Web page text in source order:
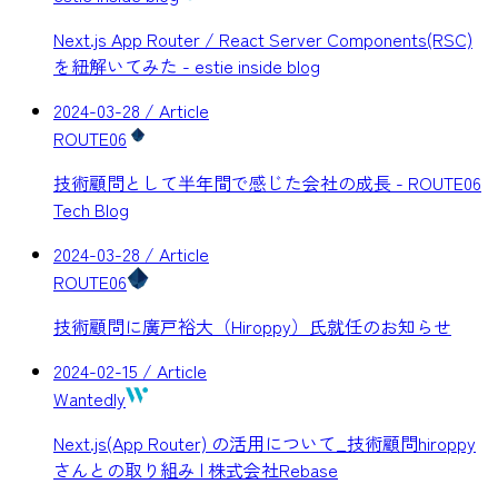
Next.js App Router / React Server Components(RSC)
を紐解いてみた - estie inside blog
2024-03-28 / Article
ROUTE06
技術顧問として半年間で感じた会社の成長 - ROUTE06
Tech Blog
2024-03-28 / Article
ROUTE06
技術顧問に廣戸裕大（Hiroppy）氏就任のお知らせ
2024-02-15 / Article
Wantedly
Next.js(App Router) の活用について_技術顧問hiroppy
さんとの取り組み | 株式会社Rebase